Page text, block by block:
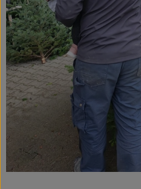
Kochen & Backen
Süß & Pikant
Getränke
Haushalt
Einkaufen
Über uns